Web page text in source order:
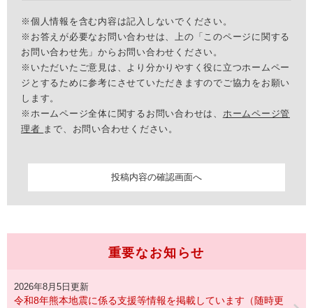
※個人情報を含む内容は記入しないでください。
※お答えが必要なお問い合わせは、上の「このページに関する
お問い合わせ先」からお問い合わせください。
※いただいたご意見は、より分かりやすく役に立つホームペー
ジとするために参考にさせていただきますのでご協力をお願い
します。
※ホームページ全体に関するお問い合わせは、 ホームページ管
理者 まで、お問い合わせください。
重要なお知らせ
2026年8月5日更新
令和8年熊本地震に係る支援等情報を掲載しています（随時更